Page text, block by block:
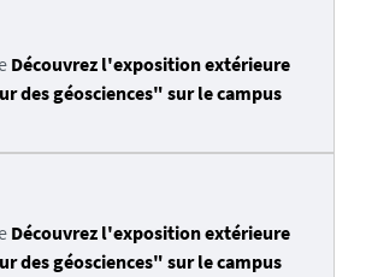
Découvrez l'exposition extérieure
des géosciences" sur le campus
Découvrez l'exposition extérieure
des géosciences" sur le campus